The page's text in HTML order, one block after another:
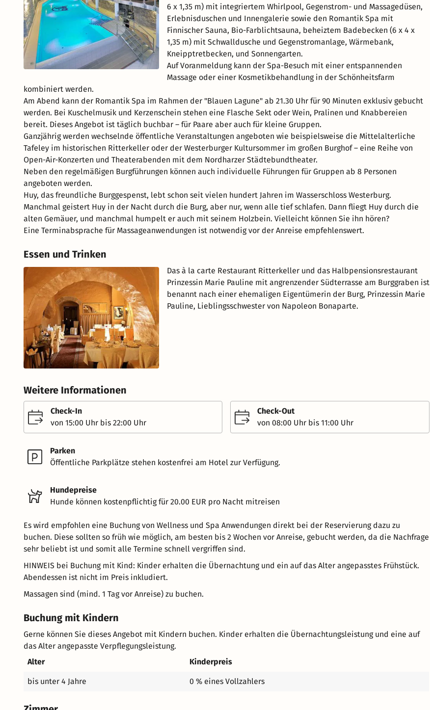
6 x 1,35 m) mit integriertem Whirlpool, Gegenstrom- und Massagedüsen,
Erlebnisduschen und Innengalerie sowie den Romantik Spa mit
Finnischer Sauna, Bio-Farblichtsauna, beheiztem Badebecken (6 x 4 x
1,35 m) mit Schwalldusche und Gegenstromanlage, Wärmebank,
Kneipptretbecken, und Sonnengarten.
Auf Voranmeldung kann der Spa-Besuch mit einer entspannenden
Massage oder einer Kosmetikbehandlung in der Schönheitsfarm
kombiniert werden.
Am Abend kann der Romantik Spa im Rahmen der "Blauen Lagune" ab 21.30 Uhr für 90 Minuten exklusiv gebucht
werden. Bei Kuschelmusik und Kerzenschein stehen eine Flasche Sekt oder Wein, Pralinen und Knabbereien
bereit. Dieses Angebot ist täglich buchbar – für Paare aber auch für kleine Gruppen.
Ganzjährig werden wechselnde öffentliche Veranstaltungen angeboten wie beispielsweise die Mittelalterliche
Tafeley im historischen Ritterkeller oder der Westerburger Kultursommer im großen Burghof – eine Reihe von
Open-Air-Konzerten und Theaterabenden mit dem Nordharzer Städtebundtheater.
Neben den regelmäßigen Burgführungen können auch individuelle Führungen für Gruppen ab 8 Personen
angeboten werden.
Huy, das freundliche Burggespenst, lebt schon seit vielen hundert Jahren im Wasserschloss Westerburg.
Manchmal geistert Huy in der Nacht durch die Burg, aber nur, wenn alle tief schlafen. Dann fliegt Huy durch die
alten Gemäuer, und manchmal humpelt er auch mit seinem Holzbein. Vielleicht können Sie ihn hören?
Eine Terminabsprache für Massageanwendungen ist notwendig vor der Anreise empfehlenswert.
Essen und Trinken
Das à la carte Restaurant Ritterkeller und das Halbpensionsrestaurant
Prinzessin Marie Pauline mit angrenzender Südterrasse am Burggraben ist
benannt nach einer ehemaligen Eigentümerin der Burg, Prinzessin Marie
Pauline, Lieblingsschwester von Napoleon Bonaparte.
Weitere Informationen
Check-In
von 15:00 Uhr bis 22:00 Uhr
Check-Out
von 08:00 Uhr bis 11:00 Uhr
Parken
Öffentliche Parkplätze stehen kostenfrei am Hotel zur Verfügung.
Hundepreise
Hunde können kostenpflichtig für 20.00 EUR pro Nacht mitreisen
Es wird empfohlen eine Buchung von Wellness und Spa Anwendungen direkt bei der Reservierung dazu zu
buchen. Diese sollten so früh wie möglich, am besten bis 2 Wochen vor Anreise, gebucht werden, da die Nachfrage
sehr beliebt ist und somit alle Termine schnell vergriffen sind.
HINWEIS bei Buchung mit Kind: Kinder erhalten die Übernachtung und ein auf das Alter angepasstes Frühstück.
Abendessen ist nicht im Preis inkludiert.
Massagen sind (mind. 1 Tag vor Anreise) zu buchen.
Buchung mit Kindern
Gerne können Sie dieses Angebot mit Kindern buchen. Kinder erhalten die Übernachtungsleistung und eine auf
das Alter angepasste Verpflegungsleistung.
Alter
Kinderpreis
bis unter 4 Jahre 0 % eines Vollzahlers